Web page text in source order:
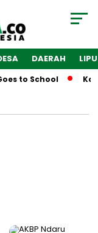
DAERAH
to School